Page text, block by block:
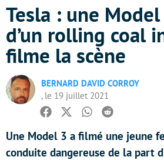
Tesla : une
d’un rolling coal
filme la scène
BERNARD DAVID CORROY
, le 19 juillet 2021
Facebook
TwitterWhatsapp
Reddit
Une Model 3 a filmé une jeune
conduite dangereuse de la part